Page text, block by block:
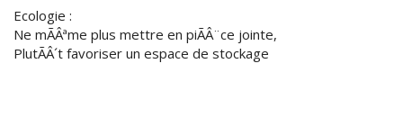
Ecologie :
Ne mÃÂªme plus mettre en piÃÂ¨ce jointe,
PlutÃÂ´t favoriser un espace de stockage